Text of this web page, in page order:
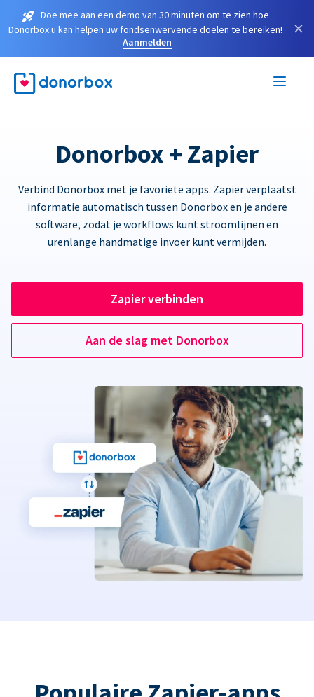
Doe mee aan een demo van 30 minuten om te zien hoe
Donorbox u kan helpen uw fondsenwervende doelen te bereiken!
Aanmelden
×
Donorbox + Zapier
Verbind Donorbox met je favoriete apps. Zapier verplaatst
informatie automatisch tussen Donorbox en je andere
software, zodat je workflows kunt stroomlijnen en
urenlange handmatige invoer kunt vermijden.
Zapier verbinden
Aan de slag met Donorbox